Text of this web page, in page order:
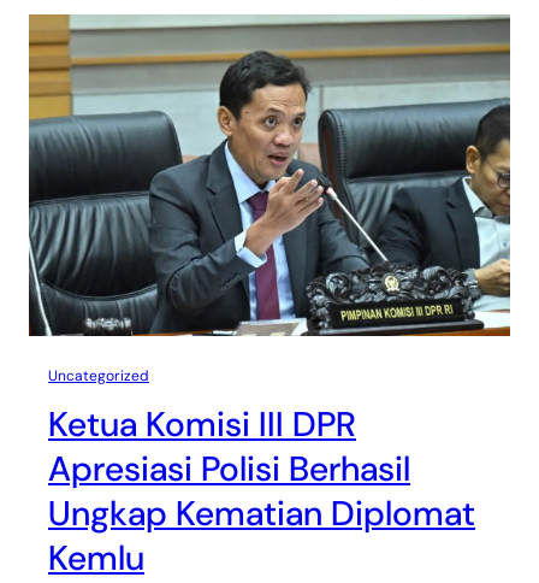
Uncategorized
Ketua Komisi III DPR
Apresiasi Polisi Berhasil
Ungkap Kematian Diplomat
Kemlu